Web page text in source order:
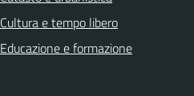
Cultura e tempo libero
Educazione e formazione